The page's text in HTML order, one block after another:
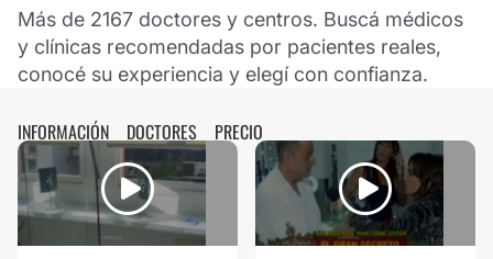
Más de 2167 doctores y centros. Buscá médicos
y clínicas recomendadas por pacientes reales,
conocé su experiencia y elegí con confianza.
INFORMACIÓN DOCTORES PRECIO